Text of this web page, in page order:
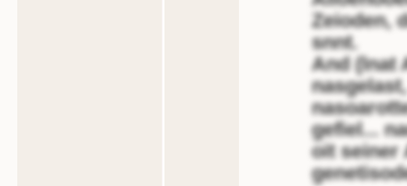
Zeioden,
snnt.
And (lnat
gefiel...
oit seiner